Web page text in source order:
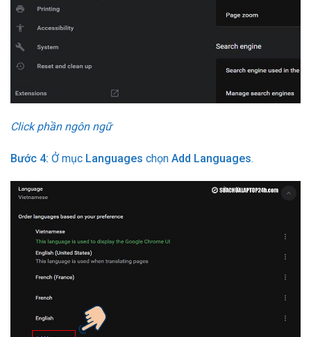
Click phần ngôn ngữ
Bước 4: Ở mục Languages chọn Add Languages.